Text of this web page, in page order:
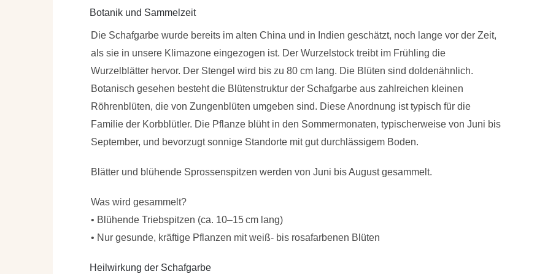
Botanik und Sammelzeit
Die Schafgarbe wurde bereits im alten China und in Indien geschätzt, noch lange vor der Zeit,
als sie in unsere Klimazone eingezogen ist. Der Wurzelstock treibt im Frühling die
Wurzelblätter hervor. Der Stengel wird bis zu 80 cm lang. Die Blüten sind doldenähnlich.
Botanisch gesehen besteht die Blütenstruktur der Schafgarbe aus zahlreichen kleinen
Röhrenblüten, die von Zungenblüten umgeben sind. Diese Anordnung ist typisch für die
Familie der Korbblütler. Die Pflanze blüht in den Sommermonaten, typischerweise von Juni bis
September, und bevorzugt sonnige Standorte mit gut durchlässigem Boden.
Blätter und blühende Sprossenspitzen werden von Juni bis August gesammelt.
Was wird gesammelt?
• Blühende Triebspitzen (ca. 10–15 cm lang)
• Nur gesunde, kräftige Pflanzen mit weiß- bis rosafarbenen Blüten
Heilwirkung der Schafgarbe